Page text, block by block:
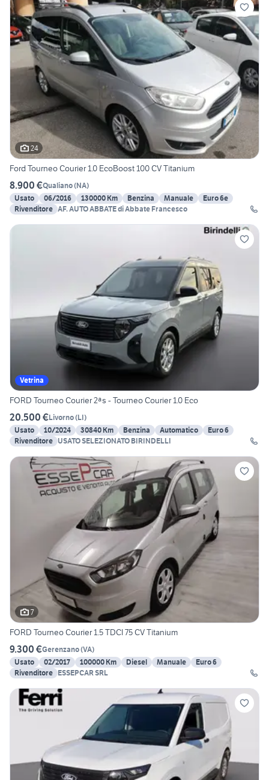
24
Ford Tourneo Courier 1.0 EcoBoost 100 CV Titanium
8.900 €Qualiano(NA)
Usato
06/2016 130000 Km Benzina Manuale
Euro 6e
Rivenditore AF. AUTO ABBATE di Abbate Francesco
Vetrina
FORD Tourneo Courier 2ªs - Tourneo Courier 1.0 Eco
20.500 €Livorno(LI)
Usato
10/2024 30840 Km Benzina Automatico
Euro 6
Rivenditore USATO SELEZIONATO BIRINDELLI
7
FORD Tourneo Courier 1.5 TDCI 75 CV Titanium
9.300 €Gerenzano(VA)
Usato
02/2017 100000 Km Diesel Manuale
Euro 6
Rivenditore ESSEPCAR SRL